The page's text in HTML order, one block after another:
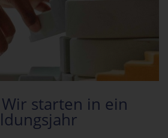
starten in ein